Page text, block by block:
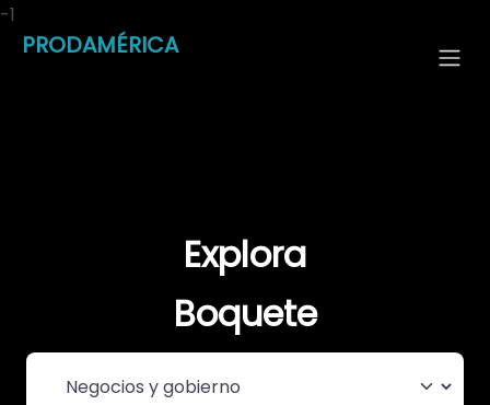
PRODAMÉRICA
Explora
Boquete
Seleccionar el formulario de búsqueda
-1